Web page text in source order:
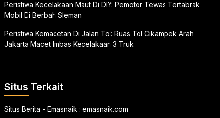
Peristiwa Kecelakaan Maut Di DIY: Pemotor Tewas Tertabrak
Mobil Di Berbah Sleman
Peristiwa Kemacetan Di Jalan Tol: Ruas Tol Cikampek Arah
Jakarta Macet Imbas Kecelakaan 3 Truk
Situs Terkait
Situs Berita - Emasnaik : emasnaik.com